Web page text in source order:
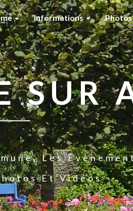
Informations
SUR
Les
Et Vidéos